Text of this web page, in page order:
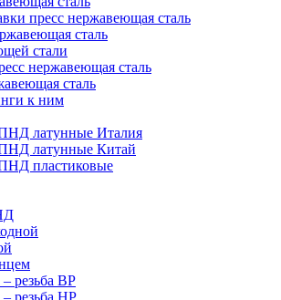
пресс нержавеющая сталь
сталь
стали
нержавеющая сталь
сталь
к ним
латунные Италия
латунные Китай
пластиковые
резьба ВР
резьба НР